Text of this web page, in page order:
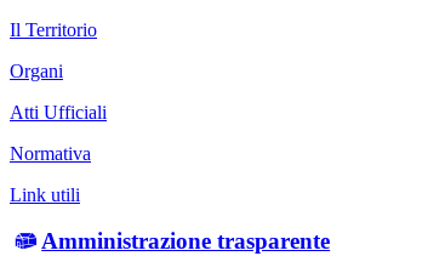
Il Territorio
Organi
Atti Ufficiali
Normativa
Link utili
Amministrazione trasparente